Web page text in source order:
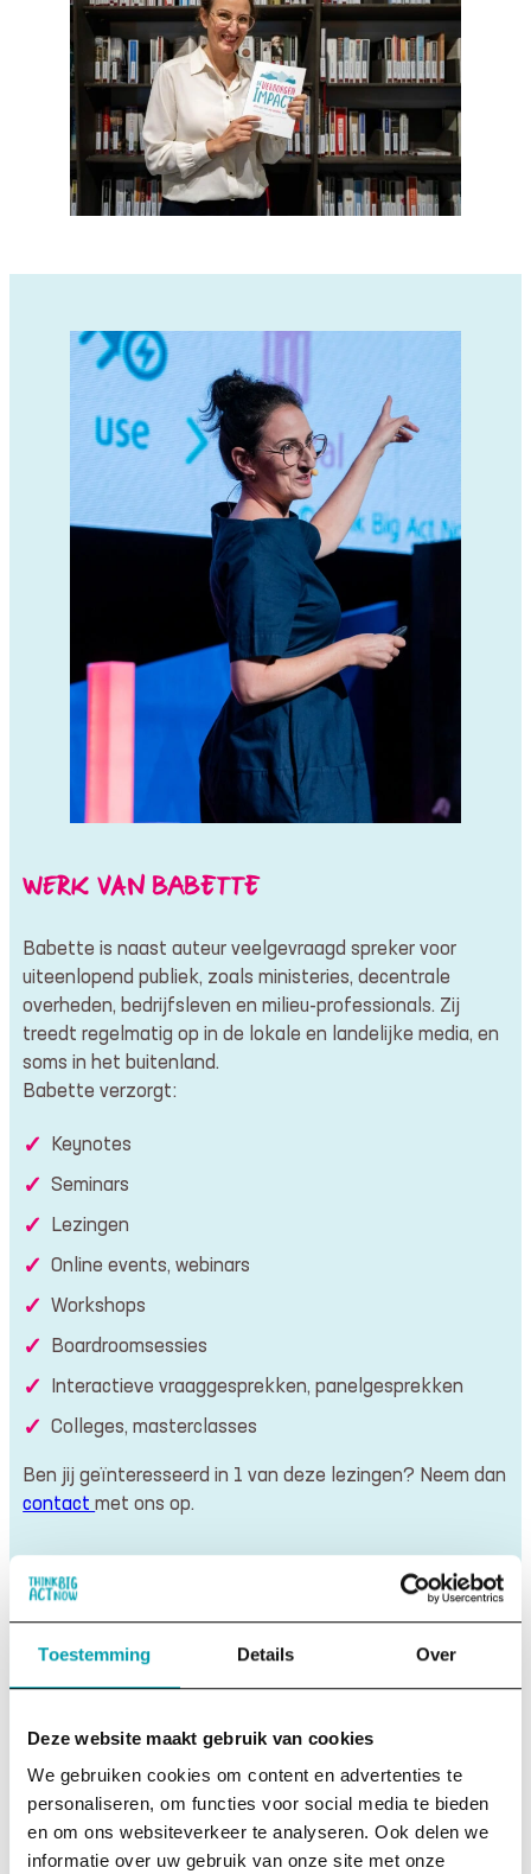
Toestemming Details Over
Deze website maakt gebruik van cookies
We gebruiken cookies om content en advertenties te
personaliseren, om functies voor social media te bieden
en om ons websiteverkeer te analyseren. Ook delen we
informatie over uw gebruik van onze site met onze
WERK VAN BABETTE
Babette is naast auteur veelgevraagd spreker voor
uiteenlopend publiek, zoals ministeries, decentrale
overheden, bedrijfsleven en milieu-professionals. Zij
treedt regelmatig op in de lokale en landelijke media, en
soms in het buitenland.
Babette verzorgt:
Keynotes
Seminars
Lezingen
Online events, webinars
Workshops
Boardroomsessies
Interactieve vraaggesprekken, panelgesprekken
Colleges, masterclasses
Ben jij geïnteresseerd in 1 van deze lezingen? Neem dan
contactmet ons op.